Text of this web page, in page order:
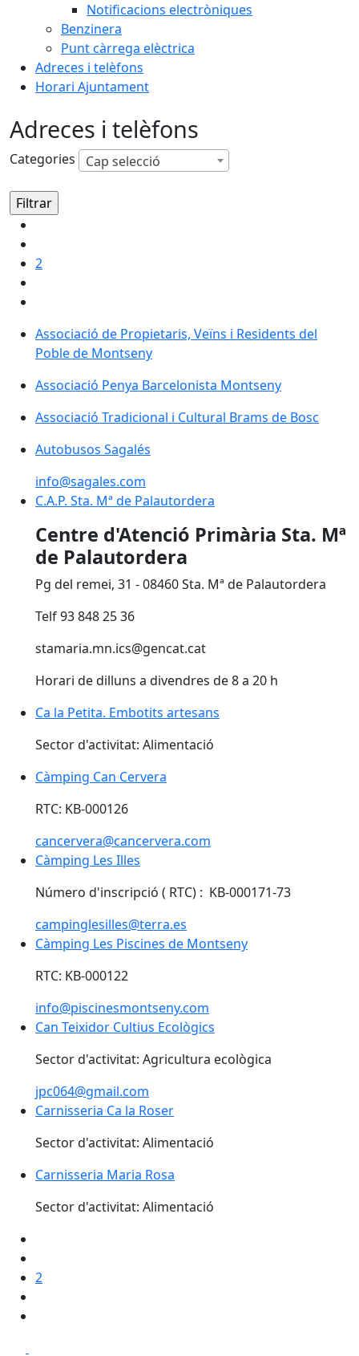
Notificacions electròniques
Benzinera
Punt càrrega elèctrica
Adreces i telèfons
Horari Ajuntament
Adreces i telèfons
Categories Cap selecció
2
Associació de Propietaris, Veïns i Residents del
Poble de Montseny
Associació Penya Barcelonista Montseny
Associació Penya Barcelonista Montseny
Associació Tradicional i Cultural Brams de Bosc
Associació Tradicional i Cultural Brams de Bosc
Autobusos Sagalés
info@sagales.com
C.A.P. Sta. Mª de Palautordera
Centre d'Atenció Primària Sta. Mª
de Palautordera
Pg del remei, 31 - 08460 Sta. Mª de Palautordera
Telf 93 848 25 36
stamaria.mn.ics@gencat.cat
Horari de dilluns a divendres de 8 a 20 h
Ca la Petita. Embotits artesans
Ca la Petita. Embotits artesans
Sector d'activitat: Alimentació
Càmping Can Cervera
Càmping Can Cervera
RTC: KB-000126
cancervera@cancervera.com
Càmping Les Illes
Càmping Les Illes
Número d'inscripció ( RTC) : KB-000171-73
campinglesilles@terra.es
Càmping Les Piscines de Montseny
Càmping Les Piscines de Montseny
RTC: KB-000122
info@piscinesmontseny.com
Can Teixidor Cultius Ecològics
Can Teixidor Cultius Ecològics
Sector d'activitat: Agricultura ecològica
jpc064@gmail.com
Carnisseria Ca la Roser
Carnisseria Ca la Roser
Sector d'activitat: Alimentació
Carnisseria Maria Rosa
Carnisseria Maria Rosa
Sector d'activitat: Alimentació
2